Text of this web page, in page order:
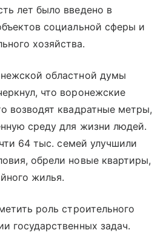
лет было введено в
социальной сферы и
хозяйства.
областной думы
что воронежские
возводят квадратные метры,
среду для жизни людей.
64 тыс. семей улучшили
обрели новые квартиры,
жилья.
роль строительного
государственных задач.